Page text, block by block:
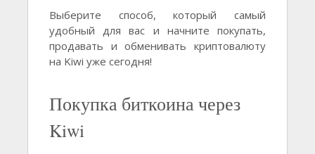
Выберите способ, который самый
удобный для вас и начните покупать,
продавать и обменивать криптовалюту
на Kiwi уже сегодня!
Покупка биткоина через
Kiwi